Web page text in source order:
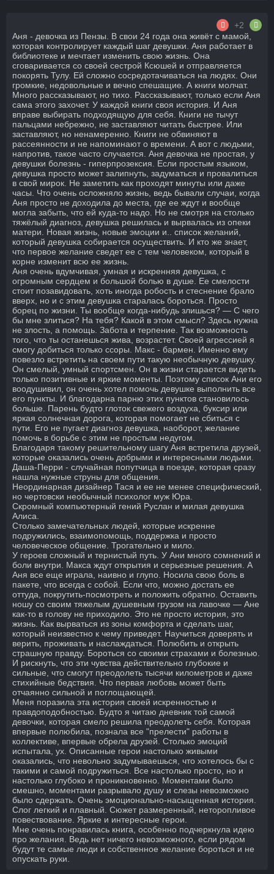
+2
Аня - девочка из Пензы. В свои 24 года она живёт с мамой,
которая контролирует каждый шаг девушки. Аня работает в
библиотеке и мечтает изменить свою жизнь. Она
сговаривается со своей сестрой Ксюшей и отправляется
покорять Тулу. Ей сложно сосредотачиваться на людях. Они
громкие, недовольные и вечно спешащие. А книги молчат.
Много рассказывают, но тихо. Рассказывают, только если Аня
сама этого захочет. У каждой книги своя история. И Аня
вправе выбирать подходящую для себя. Книги не тычут
пальцами небрежно, не заставляют читать быстрее. Или
заставляют, но ненамеренно. Книги не обвиняют в
рассеянности и не напоминают о времени. А вот с людьми,
напротив, такое часто случается. Аня девочка не простая, у
девушки болезнь - гиперпрозексия. Если простым языком,
девушка просто может залипнуть, задуматься и провалиться
в свой мирок. Не заметить как проходят минуты или даже
часы. Что очень осложняло жизнь, ведь бывали случаи, когда
Аня просто не доходила до места, где ее ждут и вообще
могла забыть, что ей куда-то надо. Но не смотря на столько
тяжёлый диагноз, девушка решилась и вырвалась из опеки
матери. Новая жизнь, новые эмоции и.. список желаний,
который девушка собирается осуществить. И кто же знает,
что первое желание сведет ее с тем человеком, который в
корне изменит всю ее жизнь.
Аня очень вдумчивая, умная и искренняя девушка, с
огромным сердцем и большой болью в душе. Ее смелости
стоит позавидовать, хоть иногда робость и стеснение брало
вверх, но и с этим девушка старалась бороться. Просто
борец по жизни. Ты вообще когда-нибудь злишься? — С чего
бы мне злиться? На тебя? Какой в этом смысл? Здесь нужна
не злость, а помощь. Забота и терпение. Так возможность
того, что ты останешься жива, возрастет. Своей агрессией я
смогу добиться только ссоры. Макс - бармен. Именно ему
повезло встретить на своем пути такую необычную девушку.
Он смелый, умный спортсмен. Он в жизни старается видеть
только позитивные и яркие моменты. Поэтому список Ани его
воодушивил, он очень хотел помочь девушке выполнить все
его пункты. И благодарна парню этих пунктов становилось
больше. Парень будто глоток свежего воздуха, буксир или
яркая солнечная дорога, которая помогает не сбиться с
пути. Его не пугает диагноз девушка, наоборот, желание
помочь в борьбе с этим не простым недугом.
Благодаря такому решительному шагу Аня встретила друзей,
которые оказались очень добрыми и интересными людьми.
Даша-Перри - случайная попутчица в поезде, которая сразу
нашла нужные струны для общения.
Неординарная дизайнер Тася и ее не менее специфический,
но чертовски необычный психолог муж Юра.
Скромный компьютерный гений Руслан и милая девушка
Алиса.
Столько замечательных людей, которые искренне
подружились, взаимопомощь, поддержка и просто
человеческое общение. Трогательно и мило.
У героев сложный и тернистый путь. У Ани много сомнений и
боли внутри. Макса ждут открытия и серьезные решения. А
Аня все еще играла, наивно и глупо. Носила свою боль в
пакете, что всегда с собой. Если что, можно достать ее
оттуда, покрутить-посмотреть и положить обратно. Оставить
ношу со своим тяжелым душевным грузом на лавочке — Ане
как-то в голову не приходило. Это не просто история, это
жизнь. Как вырваться из зоны комфорта и сделать шаг,
который неизвестно к чему приведет. Научиться доверять и
верить, проживать и наслаждаться. Полюбить и открыть
страшную правду. Бороться со своими страхами и болезнью.
И рискнуть, что эти чувства действительно глубокие и
сильные, что смогут преодолеть тысячи километров и даже
стихийные бедствия. Что первая любовь может быть
отчаянно сильной и поглощающей.
Меня поразила эта история своей искренностью и
правдоподобностью. Будто я читаю дневник той самой
девочки, которая смело решила преодолеть себя. Которая
впервые полюбила, познала все "прелести" работы в
коллективе, впервые обрела друзей. Столько эмоций
испытала, ух. Описанные герои настолько живыми
оказались, что невольно задумываешься, что хотелось бы с
такими и самой подружиться. Все настолько просто, но и
настолько глубоко и проникновенно. Моментами было
смешно, моментами разрывало душу и слезы невозможно
было сдержать. Очень эмоционально-насыщенная история.
Слог легкий и плавный. Сюжет размеренный, неторопливое
повествование. Яркие и интересные герои.
Мне очень понравилась книга, особенно подчеркнула идею
про желания. Ведь нет ничего невозможного, если рядом
будут те самые люди и собственное желание бороться и не
опускать руки.